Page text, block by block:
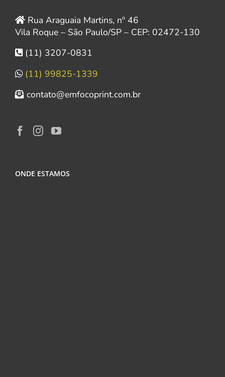
Rua Araguaia Martins, nº 46
Vila Roque – São Paulo/SP – CEP: 02472-130
(11) 3207-0831
(11) 99825-1339
contato@emfocoprint.com.br
ONDE ESTAMOS